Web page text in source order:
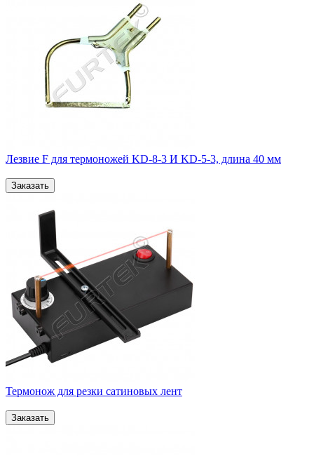
Лезвие F для термоножей KD-8-3 И KD-5-3, длина 40 мм
Термонож для резки сатиновых лент